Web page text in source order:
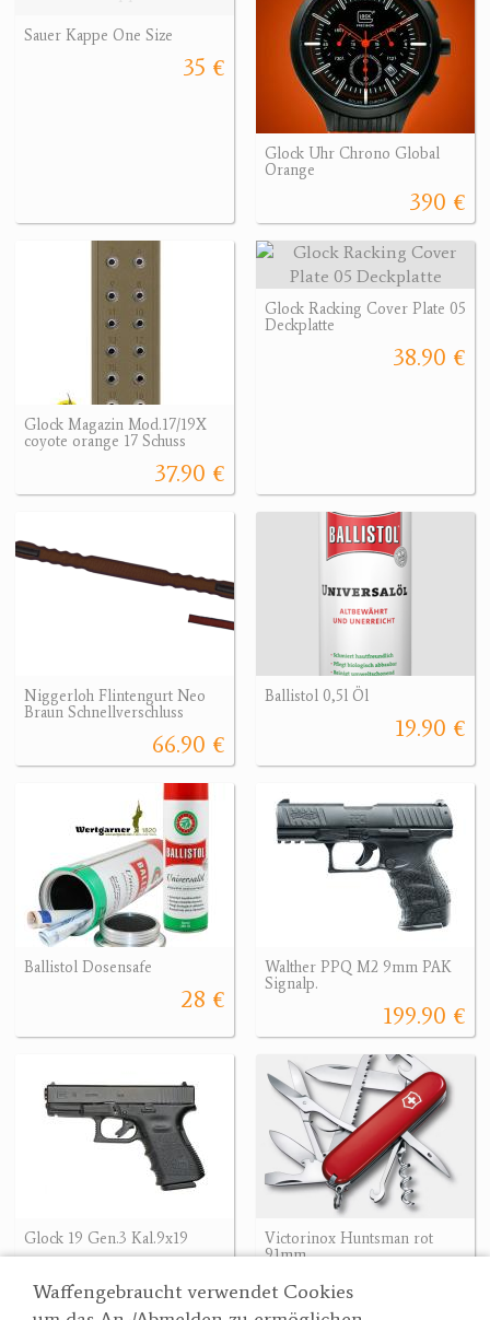
Waffengebraucht verwendet Cookies
Sauer Kappe One Size
35 €
Glock Uhr Chrono Global
Orange
390 €
Glock Magazin Mod.17/19X
coyote orange 17 Schuss
37.90 €
Glock Racking Cover Plate 05
Deckplatte
38.90 €
Niggerloh Flintengurt Neo
Braun Schnellverschluss
66.90 €
Ballistol 0,5l Öl
19.90 €
Ballistol Dosensafe
28 €
Walther PPQ M2 9mm PAK
Signalp.
199.90 €
Glock 19 Gen.3 Kal.9x19
608.86 €
Victorinox Huntsman rot
91mm